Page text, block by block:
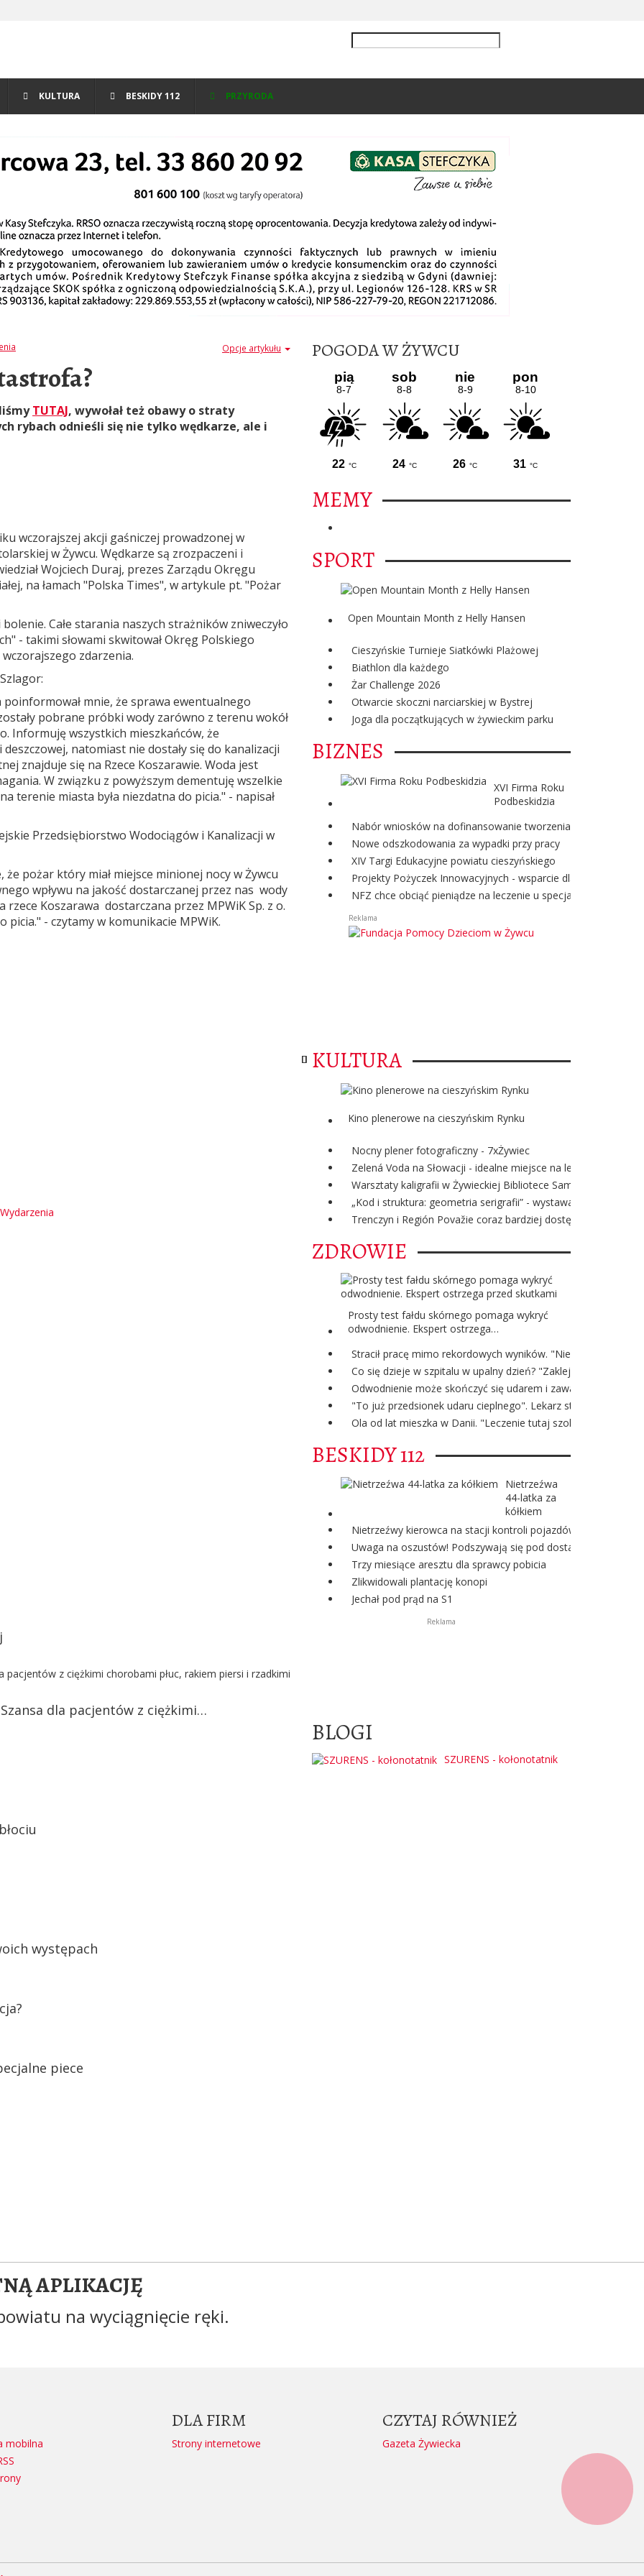
KULTURA BESKIDY 112 PRZYRODA
Opcje artykułu
TUTAJ, wywołał też obawy o straty
rybach odnieśli się nie tylko wędkarze, ale i
wczorajszej akcji gaśniczej prowadzonej w
w Żywcu. Wędkarze są zrozpaczeni i
Wojciech Duraj, prezes Zarządu Okręgu
na łamach "Polska Times", w artykule pt. "Pożar
Całe starania naszych strażników zniweczyło
- takimi słowami skwitował Okręg Polskiego
zdarzenia.
mnie, że sprawa ewentualnego
pobrane próbki wody zarówno z terenu wokół
Informuję wszystkich mieszkańców, że
natomiast nie dostały się do kanalizacji
znajduje się na Rzece Koszarawie. Woda jest
W związku z powyższym dementuję wszelkie
terenie miasta była niezdatna do picia." - napisał
Przedsiębiorstwo Wodociągów i Kanalizacji w
pożar który miał miejsce minionej nocy w Żywcu
wpływu na jakość dostarczanej przez nas wody
Koszarawa dostarczana przez MPWiK Sp. z o.
- czytamy w komunikacie MPWiK.
dla pacjentów z ciężkimi…
występach
piece
POGODA W ŻYWCU
MEMY
SPORT
Open Mountain Month z Helly Hansen
Cieszyńskie Turnieje Siatkówki Plażowej
Biathlon dla każdego
Żar Challenge 2026
Otwarcie skoczni narciarskiej w Bystrej
Joga dla początkujących w żywieckim parku
BIZNES
XVI Firma Roku
Podbeskidzia
Nabór wniosków na dofinansowanie tworzenia miejsc pracy
Nowe odszkodowania za wypadki przy pracy
XIV Targi Edukacyjne powiatu cieszyńskiego
Projekty Pożyczek Innowacyjnych - wsparcie dla
NFZ chce obciąć pieniądze na leczenie u specjalistów
Reklama
KULTURA
Kino plenerowe na cieszyńskim Rynku
Nocny plener fotograficzny - 7xŻywiec
Zelená Voda na Słowacji - idealne miejsce na letni wypoczynek
Warsztaty kaligrafii w Żywieckiej Bibliotece Samorządowej
„Kod i struktura: geometria serigrafii” - wystawa ze zbiorów
Trenczyn i Región Považie coraz bardziej dostępne dla
ZDROWIE
Prosty test fałdu skórnego pomaga wykryć
odwodnienie. Ekspert ostrzega…
Stracił pracę mimo rekordowych wyników. "Nie rozumiem
Co się dzieje w szpitalu w upalny dzień? "Zaklejamy okna,
Odwodnienie może skończyć się udarem i zawałem. Lekarka
"To już przedsionek udaru cieplnego". Lekarz stanowczo o
Ola od lat mieszka w Danii. "Leczenie tutaj szokuje Polaków"
BESKIDY 112
Nietrzeźwa
44-latka za
kółkiem
Nietrzeźwy kierowca na stacji kontroli pojazdów
Uwaga na oszustów! Podszywają się pod dostawcę energii
Trzy miesiące aresztu dla sprawcy pobicia
Zlikwidowali plantację konopi
Jechał pod prąd na S1
Reklama
BLOGI
SZURENS - kołonotatnik
APLIKACJĘ
na wyciągnięcie ręki.
mobilna
DLA FIRM
Strony internetowe
CZYTAJ RÓWNIEŻ
Gazeta Żywiecka